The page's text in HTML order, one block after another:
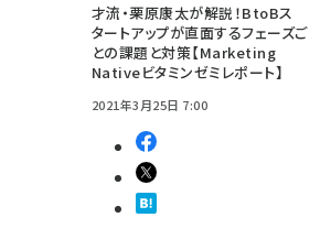
才流・栗原康太が解説！BtoBス
タートアップが直面するフェーズご
との課題と対策【Marketing
Nativeビタミンゼミレポート】
2021年3月25日 7:00